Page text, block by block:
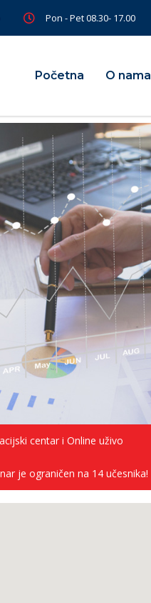
Pon - Pet 08.30- 17.00
Početna O nama
centar i Online uživo
je ograničen na 14 učesnika!